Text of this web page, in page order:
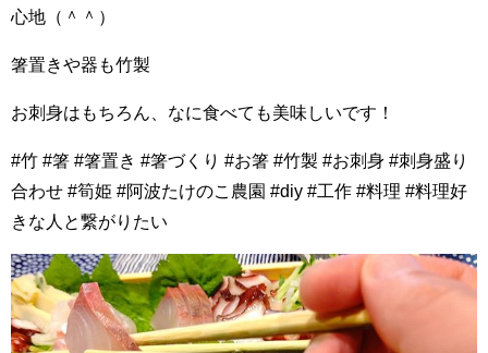
心地（＾＾）
箸置きや器も竹製
お刺身はもちろん、なに食べても美味しいです！
#竹 #箸 #箸置き #箸づくり #お箸 #竹製 #お刺身 #刺身盛り
合わせ #筍姫 #阿波たけのこ農園 #diy #工作 #料理 #料理好
きな人と繋がりたい